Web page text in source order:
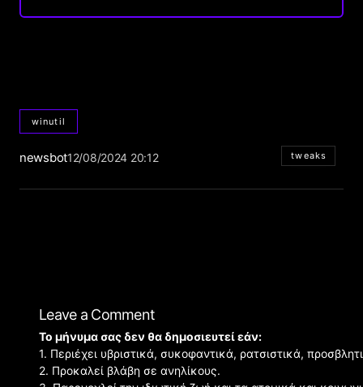
winutil
newsbot12/08/2024 20:12 tweaks
Leave a Comment
Το μήνυμα σας δεν θα δημοσιευτεί εάν:
1. Περιέχει υβριστικά, συκοφαντικά, ρατσιστικά,
2. Προκαλεί βλάβη σε ανηλίκους.